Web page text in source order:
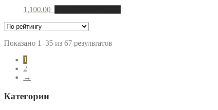
1,100.00
Показано 1–35 из 67 результатов
1
2
→
Категории